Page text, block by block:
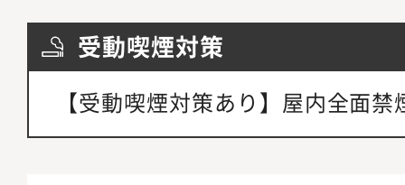
受動喫煙対策
【受動喫煙対策あり】屋内全面禁